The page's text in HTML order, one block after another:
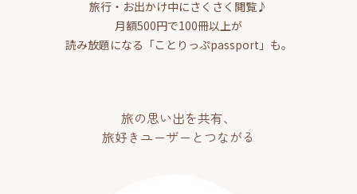
旅行・お出かけ中にさくさく閲覧♪
月額500円で100冊以上が
読み放題になる「ことりっぷpassport」も。
旅の思い出を共有、
旅好きユーザーとつながる